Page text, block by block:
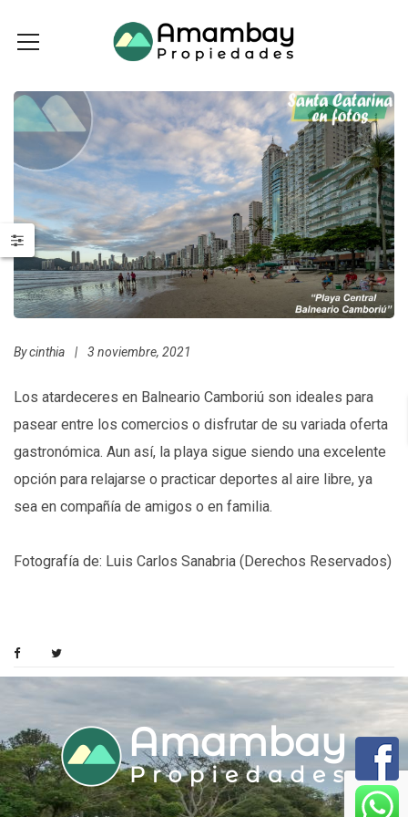
Bycinthia | 3 noviembre, 2021
Los atardeceres en Balneario Camboriú son ideales para
pasear entre los comercios o disfrutar de su variada oferta
gastronómica. Aun así, la playa sigue siendo una excelente
opción para relajarse o practicar deportes al aire libre, ya
sea en compañía de amigos o en familia.
Fotografía de: Luis Carlos Sanabria (Derechos Reservados)